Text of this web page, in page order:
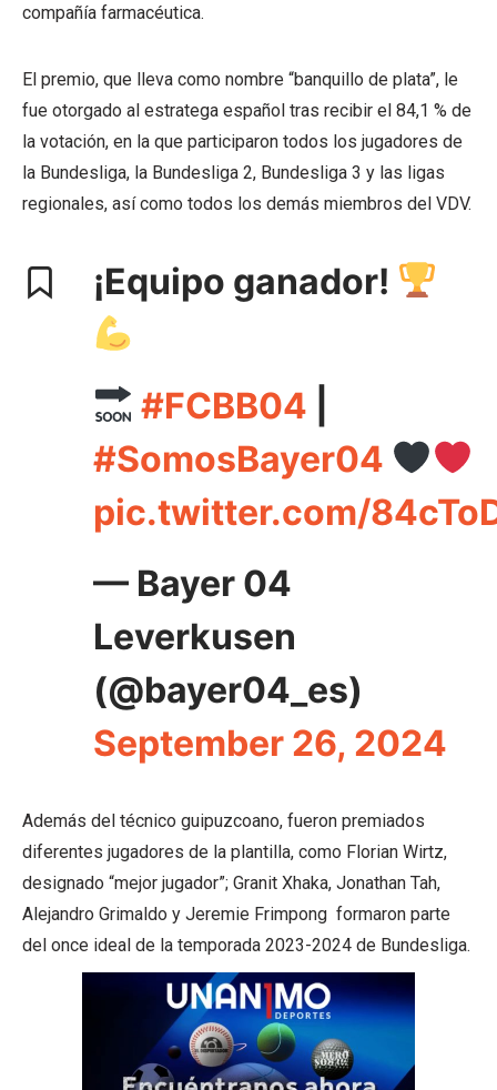
compañía farmacéutica.
El premio, que lleva como nombre “banquillo de plata”, le
fue otorgado al estratega español tras recibir el 84,1 % de
la votación, en la que participaron todos los jugadores de
la Bundesliga, la Bundesliga 2, Bundesliga 3 y las ligas
regionales, así como todos los demás miembros del VDV.
¡Equipo ganador!
#FCBB04
#SomosBayer04
pic.twitter.com/
— Bayer 04
Leverkusen
(@bayer04_es)
September 26, 2024
Además del técnico guipuzcoano, fueron premiados
diferentes jugadores de la plantilla, como Florian Wirtz,
designado “mejor jugador”; Granit Xhaka, Jonathan Tah,
Alejandro Grimaldo y Jeremie Frimpong formaron parte
del once ideal de la temporada 2023-2024 de Bundesliga.